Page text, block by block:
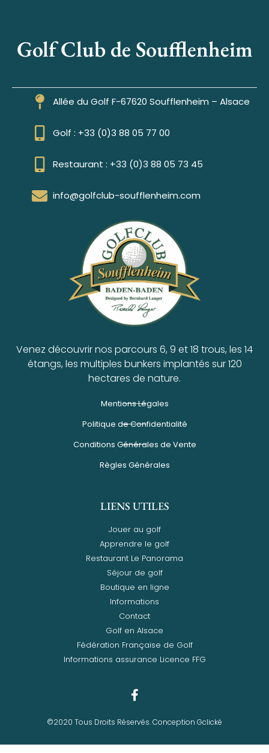
Golf Club de Soufflenheim
Allée du Golf F-67620 Soufflenheim – Alsace
Golf : +33 (0)3 88 05 77 00
Restaurant : +33 (0)3 88 05 73 45
info@golfclub-soufflenheim.com
Venez découvrir nos parcours 6, 9 et 18 trous, les 14
étangs, les multiples bunkers implantés sur 120
hectares de nature.
Mentions Légales
Politique de Confidentialité
Conditions Générales de Vente
Règles Générales
LIENS UTILES
Jouer au golf
Apprendre le golf
Restaurant Le Panorama
Séjour de golf
Boutique en ligne
Informations
Contact
Golf en Alsace
Fédération Française de Golf
Informations assurance Licence FFG
©2020 Tous Droits Réservés. Conception Gclické